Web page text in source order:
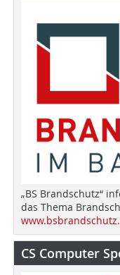
„BS Brandschutz“
das Thema
CS Computer